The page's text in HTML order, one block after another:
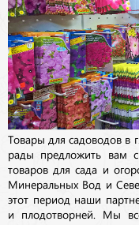
Товары для садоводов в
рады предложить вам
товаров для сада и
Минеральных Вод и
этот период наши
и плодотворней. Мы